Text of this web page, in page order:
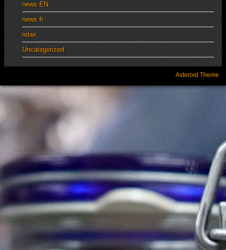
news EN
news fr
relax
Uncategorized
Asteroid Theme